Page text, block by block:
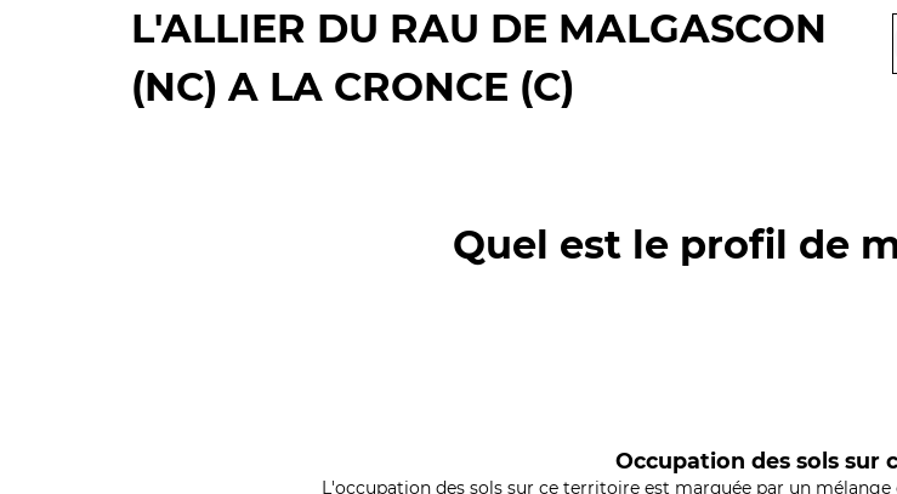
L'ALLIER DU RAU DE MALGASCON
(NC) A LA CRONCE (C)
Quel est le profil de
Occupation des sols sur
L'occupation des sols sur ce territoire est marquée par un